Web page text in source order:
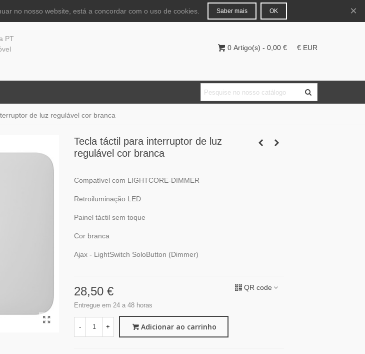
Português
PT
0 Artigo(s) - 0,00 € € EUR
de luz regulável cor branca
Tecla táctil para interruptor de luz
regulável cor branca
Compatível com LIGHTCORE-DIMMER
Retroiluminação LED
Painel táctil sem toque
Cor branca
Ajax - LightSwitch SoloButton (Dimmer)
28,50 €
Entregue em 24 a 48 horas
QR code
- + Adicionar ao carrinho
no nosso website, está a concordar com o uso de cookies. Saber mais OK ×